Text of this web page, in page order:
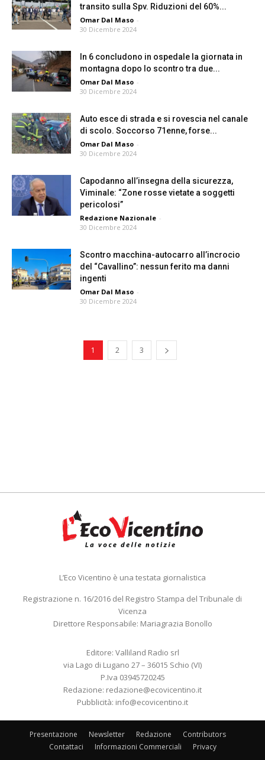
transito sulla Spv. Riduzioni del 60%...
Omar Dal Maso -
30 Dicembre 2024
In 6 concludono in ospedale la giornata in
montagna dopo lo scontro tra due...
Omar Dal Maso -
30 Dicembre 2024
Auto esce di strada e si rovescia nel canale
di scolo. Soccorso 71enne, forse...
Omar Dal Maso -
30 Dicembre 2024
Capodanno all’insegna della sicurezza,
Viminale: “Zone rosse vietate a soggetti
pericolosi”
Redazione Nazionale -
30 Dicembre 2024
Scontro macchina-autocarro all’incrocio
del “Cavallino”: nessun ferito ma danni
ingenti
Omar Dal Maso -
30 Dicembre 2024
1 2 3
L’Eco Vicentino è una testata giornalistica
Registrazione n. 16/2016 del Registro Stampa del Tribunale di
Vicenza
Direttore Responsabile: Mariagrazia Bonollo
Editore: Valliland Radio srl
via Lago di Lugano 27 – 36015 Schio (VI)
P.Iva 03945720245
Redazione: redazione@ecovicentino.it
Pubblicità: info@ecovicentino.it
Presentazione Newsletter Redazione
Contributors
Contattaci
Informazioni Commerciali Privacy